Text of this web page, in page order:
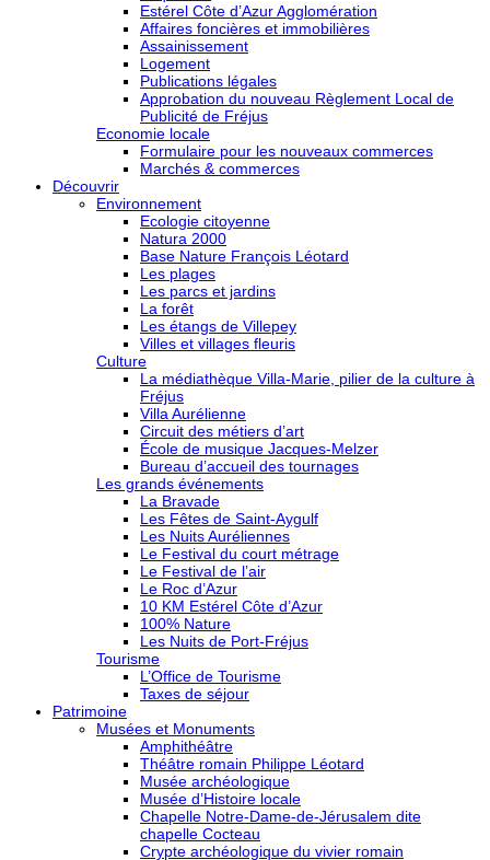
Estérel Côte d’Azur Agglomération
Affaires foncières et immobilières
Assainissement
Logement
Publications légales
Approbation du nouveau Règlement Local de
Publicité de Fréjus
Economie locale
Formulaire pour les nouveaux commerces
Marchés & commerces
Découvrir
Environnement
Ecologie citoyenne
Natura 2000
Base Nature François Léotard
Les plages
Les parcs et jardins
La forêt
Les étangs de Villepey
Villes et villages fleuris
Culture
La médiathèque Villa-Marie, pilier de la culture à
Fréjus
Villa Aurélienne
Circuit des métiers d’art
École de musique Jacques-Melzer
Bureau d’accueil des tournages
Les grands événements
La Bravade
Les Fêtes de Saint-Aygulf
Les Nuits Auréliennes
Le Festival du court métrage
Le Festival de l’air
Le Roc d’Azur
10 KM Estérel Côte d’Azur
100% Nature
Les Nuits de Port-Fréjus
Tourisme
L’Office de Tourisme
Taxes de séjour
Patrimoine
Musées et Monuments
Amphithéâtre
Théâtre romain Philippe Léotard
Musée archéologique
Musée d’Histoire locale
Chapelle Notre-Dame-de-Jérusalem dite
chapelle Cocteau
Crypte archéologique du vivier romain